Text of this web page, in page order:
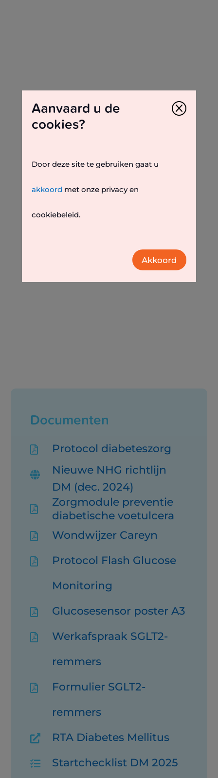
Winkelrichting:
Documenten
 Protocol diabeteszorg

Nieuwe NHG richtlijn
DM (dec. 2024)

Zorgmodule preventie
diabetische voetulcera
 Wondwijzer Careyn

Protocol Flash Glucose
Monitoring
 Glucosesensor poster A3

Werkafspraak SGLT2-
remmers

Formulier SGLT2-
remmers
 RTA Diabetes Mellitus
 Startchecklist DM 2025
Q
Aanvaard u de
cookies?
Door deze site te gebruiken gaat u
akkoord met onze privacy en
cookiebeleid.
Akkoord